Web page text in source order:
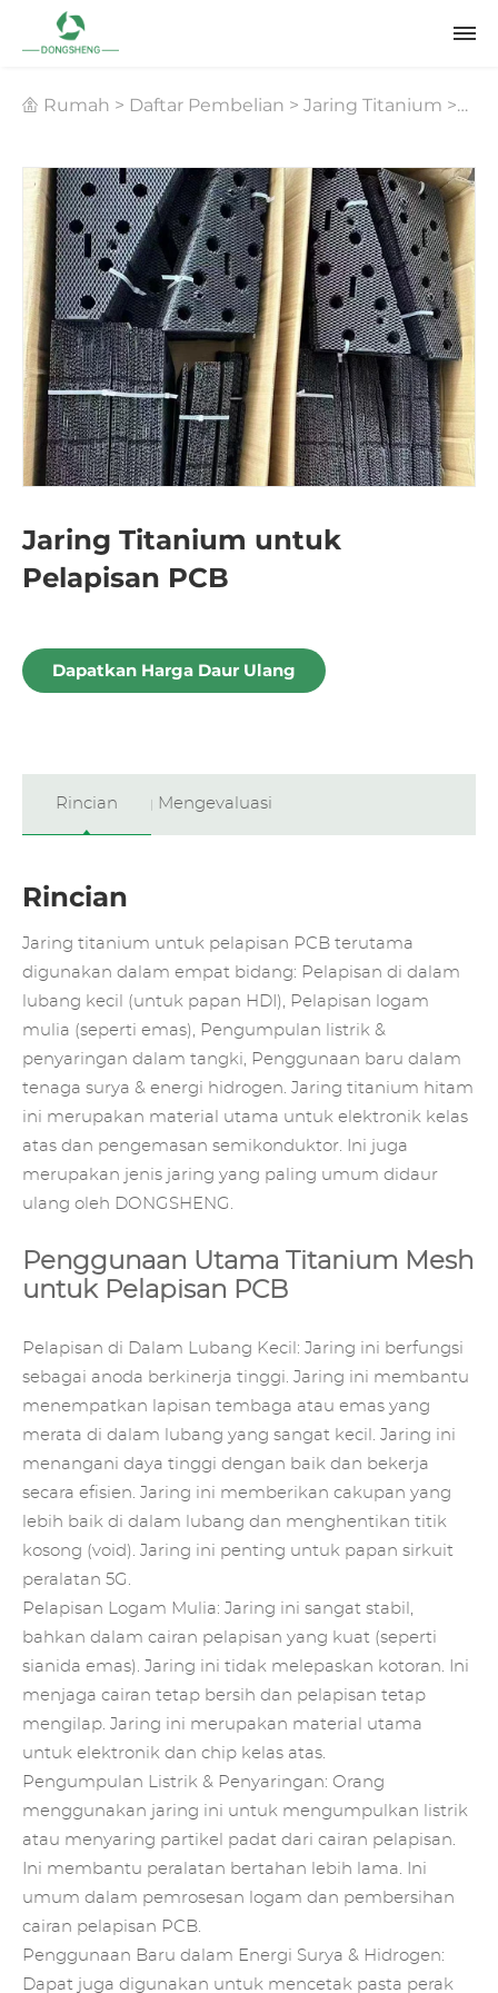
Rumah > Daftar Pembelian > Jaring Titanium >
Jaring Titanium untuk Pelapisan PCB
Jaring Titanium untuk
Pelapisan PCB
Dapatkan Harga Daur Ulang
Rincian Mengevaluasi
Rincian
Jaring titanium untuk pelapisan PCB terutama
digunakan dalam empat bidang: Pelapisan di dalam
lubang kecil (untuk papan HDI), Pelapisan logam
mulia (seperti emas), Pengumpulan listrik &
penyaringan dalam tangki, Penggunaan baru dalam
tenaga surya & energi hidrogen. Jaring titanium hitam
ini merupakan material utama untuk elektronik kelas
atas dan pengemasan semikonduktor. Ini juga
merupakan jenis jaring yang paling umum didaur
ulang oleh DONGSHENG.
Penggunaan Utama Titanium Mesh
untuk Pelapisan PCB
Pelapisan di Dalam Lubang Kecil: Jaring ini berfungsi
sebagai anoda berkinerja tinggi. Jaring ini membantu
menempatkan lapisan tembaga atau emas yang
merata di dalam lubang yang sangat kecil. Jaring ini
menangani daya tinggi dengan baik dan bekerja
secara efisien. Jaring ini memberikan cakupan yang
lebih baik di dalam lubang dan menghentikan titik
kosong (void). Jaring ini penting untuk papan sirkuit
peralatan 5G.
Pelapisan Logam Mulia: Jaring ini sangat stabil,
bahkan dalam cairan pelapisan yang kuat (seperti
sianida emas). Jaring ini tidak melepaskan kotoran. Ini
menjaga cairan tetap bersih dan pelapisan tetap
mengilap. Jaring ini merupakan material utama
untuk elektronik dan chip kelas atas.
Pengumpulan Listrik & Penyaringan: Orang
menggunakan jaring ini untuk mengumpulkan listrik
atau menyaring partikel padat dari cairan pelapisan.
Ini membantu peralatan bertahan lebih lama. Ini
umum dalam pemrosesan logam dan pembersihan
cairan pelapisan PCB.
Penggunaan Baru dalam Energi Surya & Hidrogen:
Dapat juga digunakan untuk mencetak pasta perak